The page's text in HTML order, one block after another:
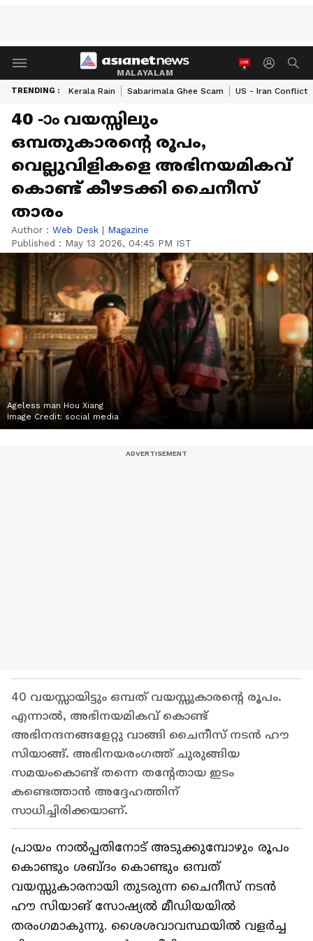
MALAYALAM
TRENDING : Kerala Rain Sabarimala Ghee Scam US - Iran Conflict
40 -ാം വയസ്സിലും
ഒമ്പതുകാരന്റെ രൂപം,
വെല്ലുവിളികളെ അഭിനയമികവ്
കൊണ്ട് കീഴടക്കി ചൈനീസ്
താരം
Author : Web Desk | Magazine
Published : May 13 2026, 04:45 PM IST
Ageless man Hou Xiang
Image Credit: social media
40 വയസ്സായിട്ടും ഒമ്പത് വയസ്സുകാരന്റെ രൂപം.
എന്നാല്‍, അഭിനയമികവ് കൊണ്ട്
അഭിനന്ദനങ്ങളേറ്റു വാങ്ങി ചൈനീസ് നടൻ ഹൗ
സിയാങ്ങ്. അഭിനയരംഗത്ത് ചുരുങ്ങിയ
സമയംകൊണ്ട് തന്നെ തന്റേതായ ഇടം
കണ്ടെത്താൻ അദ്ദേഹത്തിന്
സാധിച്ചിരിക്കയാണ്.
പ്രായം നാൽപ്പതിനോട് അടുക്കുമ്പോഴും രൂപം
കൊണ്ടും ശബ്ദം കൊണ്ടും ഒമ്പത്
വയസ്സുകാരനായി തുടരുന്ന ചൈനീസ് നടൻ
ഹൗ സിയാങ് സോഷ്യൽ മീഡിയയിൽ
തരംഗമാകുന്നു. ശൈശവാവസ്ഥയിൽ വളർച്ച